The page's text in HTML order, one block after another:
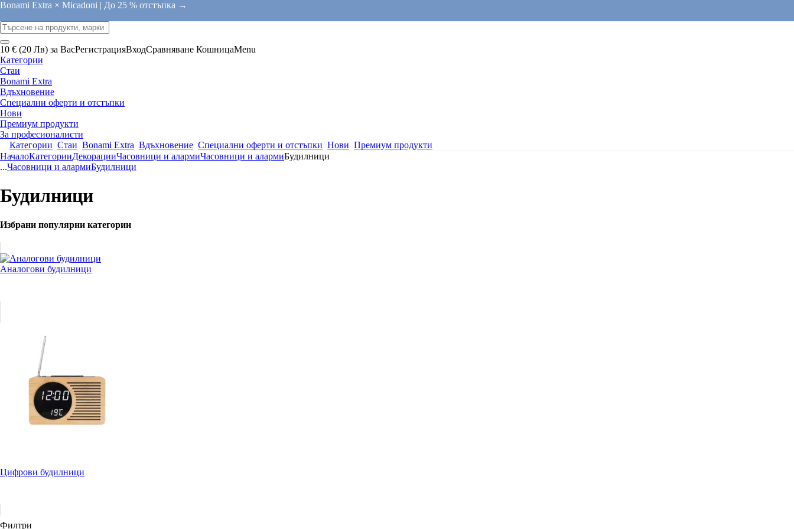
Bonami Extra × Micadoni | До 25 % отстъпка →
10 € (20 Лв) за ВасРегистрацияВходСравняване КошницаMenu
Категории
Стаи
Bonami Extra
Вдъхновение
Специални оферти и отстъпки
Нови
Премиум продукти
За професионалисти
Категории Стаи Bonami Extra Вдъхновение Специални оферти и отстъпки Нови Премиум продукти
НачалоКатегорииДекорацииЧасовници и алармиЧасовници и алармиБудилници
...Часовници и алармиБудилници
Будилници
Избрани популярни категории
Аналогови будилници
Цифрови будилници
Филтри